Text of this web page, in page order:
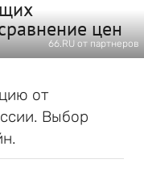
цен
66.RU от партнеров
от
Выбор